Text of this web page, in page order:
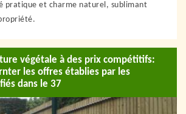
pratique et charme naturel, sublimant
végétale à des prix compétitifs:
les offres établies par les
dans le 37